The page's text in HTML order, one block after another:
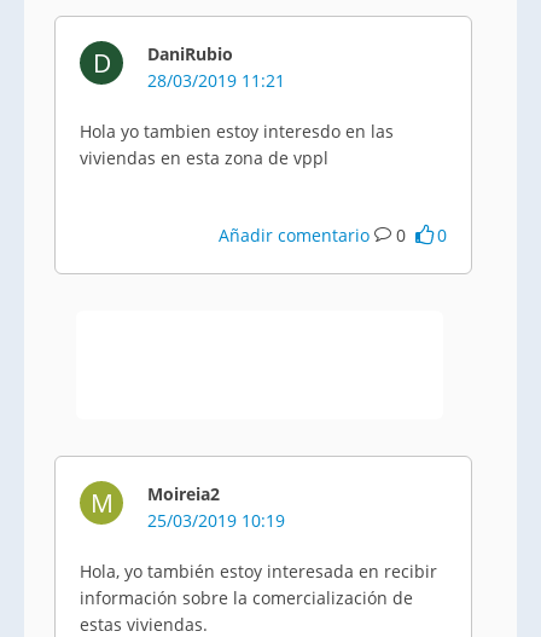
D
DaniRubio
28/03/2019 11:21
Hola yo tambien estoy interesdo en las
viviendas en esta zona de vppl
Añadir comentario 0 0
M
Moireia2
25/03/2019 10:19
Hola, yo también estoy interesada en recibir
información sobre la comercialización de
estas viviendas.